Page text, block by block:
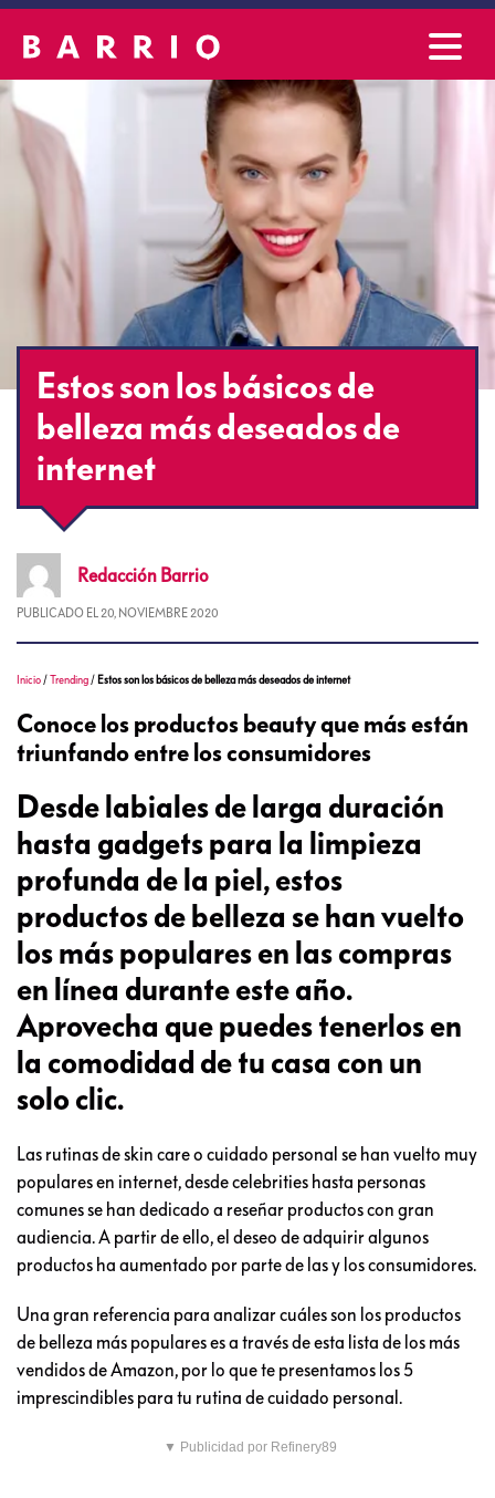
Estos son los básicos de
belleza más deseados de
internet
Redacción Barrio
PUBLICADO EL 20, NOVIEMBRE 2020
Inicio /Trending / Estos son los básicos de belleza más deseados de internet
Conoce los productos beauty que más están
triunfando entre los consumidores
Desde labiales de larga duración
hasta gadgets para la limpieza
profunda de la piel, estos
productos de belleza se han vuelto
los más populares en las compras
en línea durante este año.
Aprovecha que puedes tenerlos en
la comodidad de tu casa con un
solo clic.
Las rutinas de skin care o cuidado personal se han vuelto muy
populares en internet, desde celebrities hasta personas
comunes se han dedicado a reseñar productos con gran
audiencia. A partir de ello, el deseo de adquirir algunos
productos ha aumentado por parte de las y los consumidores.
Una gran referencia para analizar cuáles son los productos
de belleza más populares es a través de esta lista de los más
vendidos de Amazon, por lo que te presentamos los 5
imprescindibles para tu rutina de cuidado personal.
▼ Publicidad por Refinery89